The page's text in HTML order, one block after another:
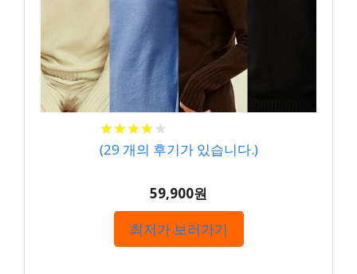
★★★★★
★★★★★
(29 개의 후기가 있습니다.)
59,900원
최저가 보러가기